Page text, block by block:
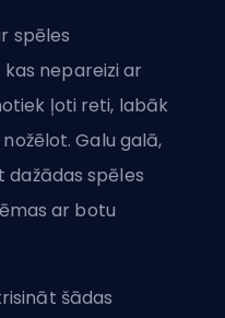
spēles
nepareizi ar
ļoti reti, labāk
Galu galā,
dažādas spēles
ar botu
šādas